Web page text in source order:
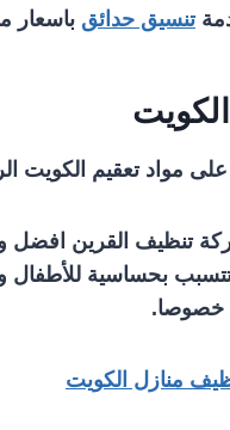
تنسيق حدائق باسعار
مواد تعقيم الكويت
تنظيف القرين افضل و
تتسبب بحساسية
منازل الكويت